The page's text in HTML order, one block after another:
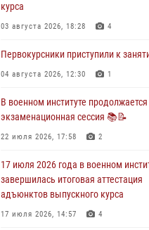
института успешно сдали экзамен по
вождению
28 июля 2026 года в военном
молебен
28 июля 2026, 13:39 7
экзаменационная сессия
28 июля 2026, 10:41 1
27 июля 2026 года в военном
курса
03 августа 2026, 18:28 4
Первокурсники приступили к
04 августа 2026, 12:30 1
В военном институте
экзаменационная сессия 📚📝
22 июля 2026, 17:58 2
17 июля 2026 года в военном
завершилась итоговая аттестация
адъюнктов выпускного курса
17 июля 2026, 14:57 4